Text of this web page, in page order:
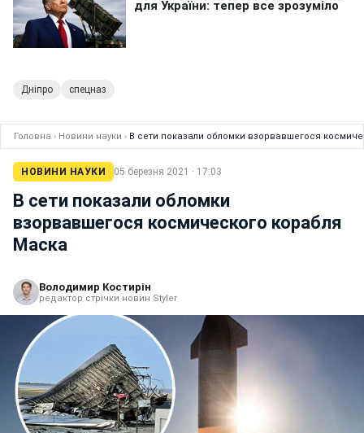
Дніпро спецназ
Головна › Новини науки › В сети показали обломки взорвавшегося
НОВИНИ НАУКИ 05 березня 2021 · 17:03
В сети показали обломки
взорвавшегося космического корабля
Маска
Володимир Костирін
редактор стрічки новин Styler